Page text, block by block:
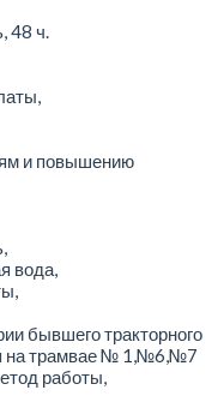
48 ч.
и повышению
вода,
бывшего тракторного
на трамвае № 1,№6,№7
работы,